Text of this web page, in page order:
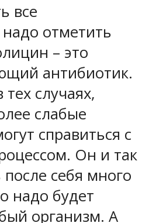
все
отметить
– это
антибиотик.
случаях,
слабые
справиться с
Он и так
себя много
надо будет
организм. А